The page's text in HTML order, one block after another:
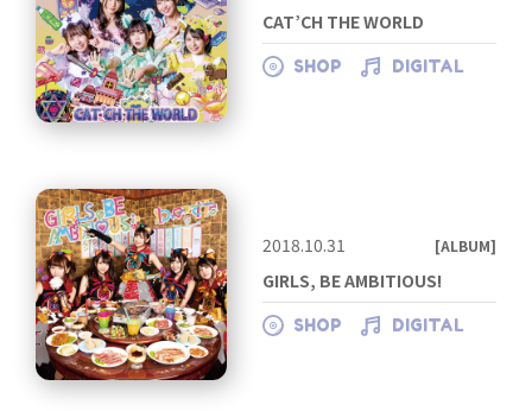
CAT’CH THE WORLD
SHOP DIGITAL
2018.10.31 [ALBUM]
GIRLS, BE AMBITIOUS!
SHOP DIGITAL